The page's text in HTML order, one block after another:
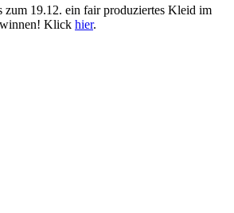
zum 19.12. ein fair produziertes Kleid im
Klick hier.